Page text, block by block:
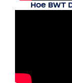
Hoe BWT